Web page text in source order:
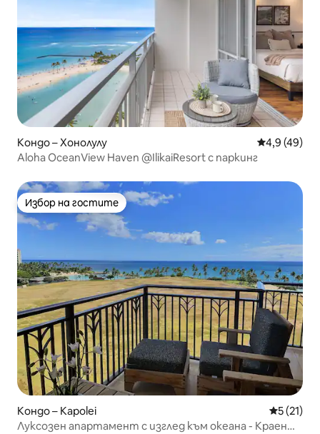
Кондо – Хонолулу Средна
4,9 (49)
Aloha OceanView Haven @IlikaiResort с паркинг
Избор на гостите
Избор на гостите
Кондо – Kapolei Средна
5 (21)
Луксозен апартамент с изглед към океана - Краен